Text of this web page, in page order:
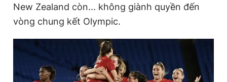
Đặt báo Quảng cáo RSS
Tổng biên tập: Nguyễn Ngọc Toàn
Phó tổng biên tập thường trực: Hải Thành
Phó tổng biên tập: Lâm Hiếu Dũng
Phó tổng biên tập: Trần Việt Hưng
Tổng thư ký tòa soạn: Đức Trung
New Zealand còn... không giành quyền đến
vòng chung kết Olympic.